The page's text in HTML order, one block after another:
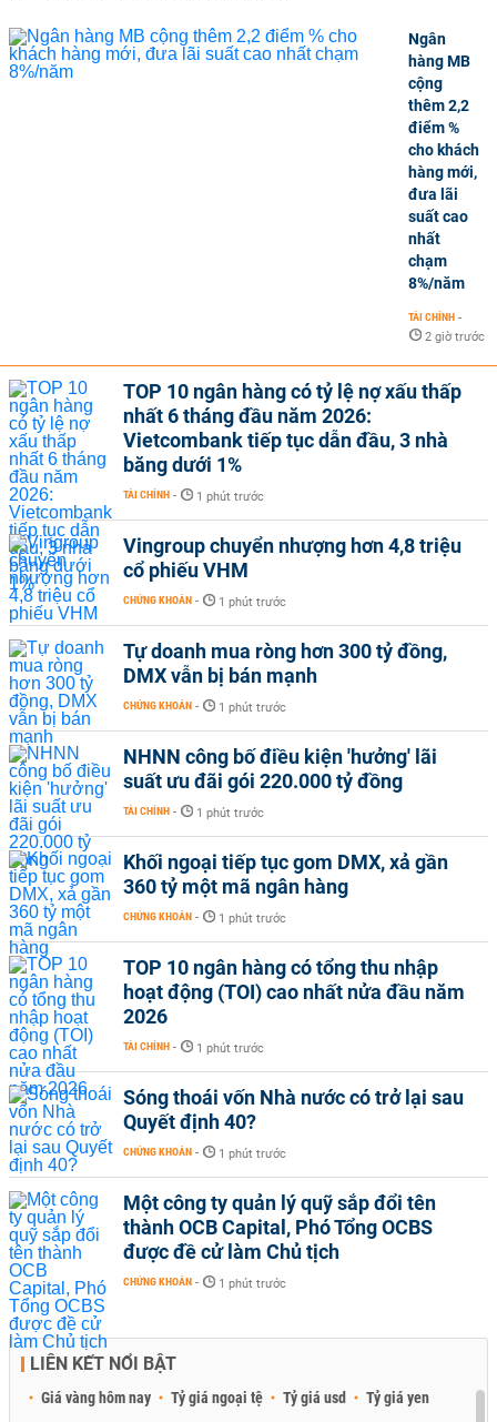
Ngân
hàng MB
cộng
thêm 2,2
điểm %
cho khách
hàng mới,
đưa lãi
suất cao
nhất
chạm
8%/năm
TÀI CHÍNH -
2 giờ trước
TOP 10 ngân hàng có tỷ lệ nợ xấu thấp
nhất 6 tháng đầu năm 2026:
Vietcombank tiếp tục dẫn đầu, 3 nhà
băng dưới 1%
TÀI CHÍNH - 1 phút trước
Vingroup chuyển nhượng hơn 4,8 triệu
cổ phiếu VHM
CHỨNG KHOÁN - 1 phút trước
Tự doanh mua ròng hơn 300 tỷ đồng,
DMX vẫn bị bán mạnh
CHỨNG KHOÁN - 1 phút trước
NHNN công bố điều kiện 'hưởng' lãi
suất ưu đãi gói 220.000 tỷ đồng
TÀI CHÍNH - 1 phút trước
Khối ngoại tiếp tục gom DMX, xả gần
360 tỷ một mã ngân hàng
CHỨNG KHOÁN - 1 phút trước
TOP 10 ngân hàng có tổng thu nhập
hoạt động (TOI) cao nhất nửa đầu năm
2026
TÀI CHÍNH - 1 phút trước
Sóng thoái vốn Nhà nước có trở lại sau
Quyết định 40?
CHỨNG KHOÁN - 1 phút trước
Một công ty quản lý quỹ sắp đổi tên
thành OCB Capital, Phó Tổng OCBS
được đề cử làm Chủ tịch
CHỨNG KHOÁN - 1 phút trước
LIÊN KẾT NỔI BẬT
Giá vàng hôm nay Tỷ giá ngoại tệ Tỷ giá usd
Tỷ giá yen